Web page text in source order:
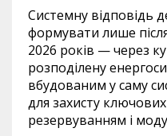
Системну відповідь
формувати лише
2026 років — через
розподілену
вбудованим у саму
для захисту
резервуванням і